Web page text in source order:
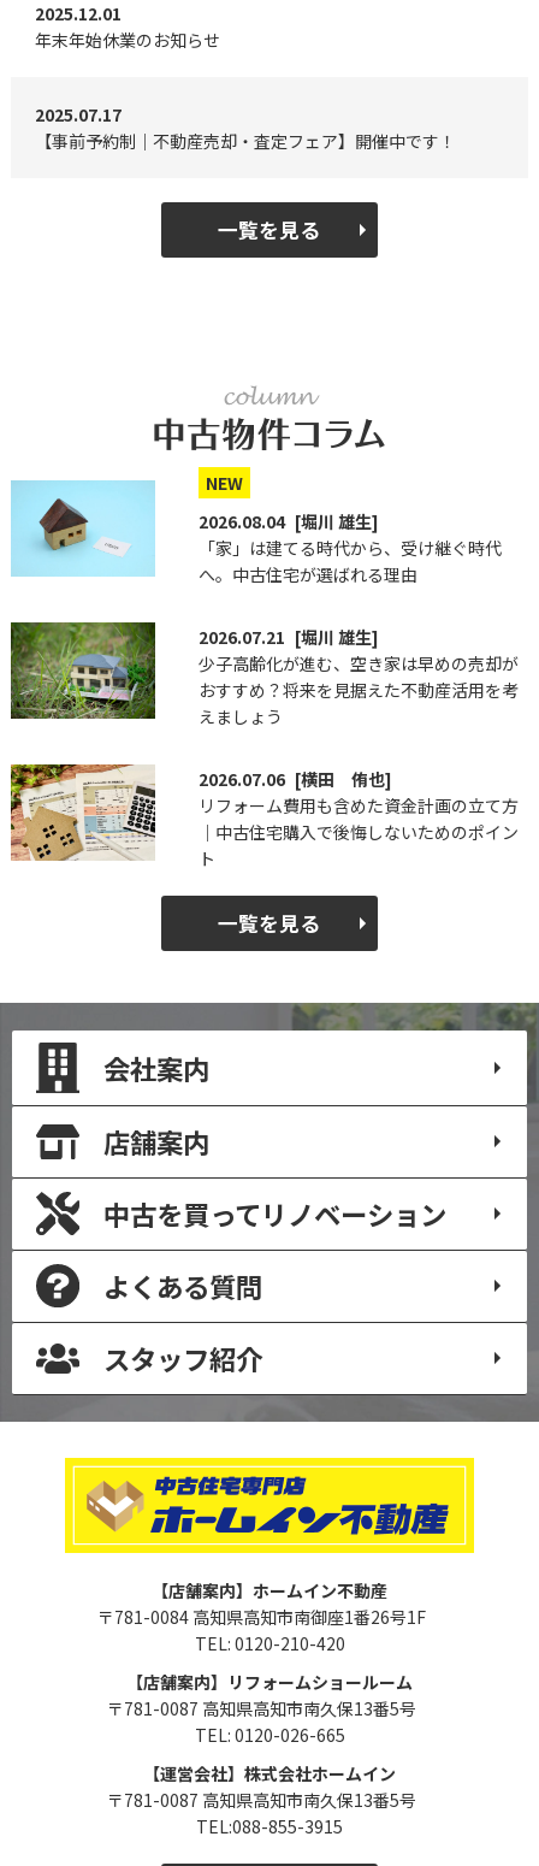
2025.12.01
年末年始休業のお知らせ
2025.07.17
【事前予約制｜不動産売却・査定フェア】開催中です！
一覧を見る
NEW
2026.08.04 [堀川 雄生]
「家」は建てる時代から、受け継ぐ時代
へ。中古住宅が選ばれる理由
2026.07.21 [堀川 雄生]
少子高齢化が進む、空き家は早めの売却が
おすすめ？将来を見据えた不動産活用を考
えましょう
2026.07.06 [横田 侑也]
リフォーム費用も含めた資金計画の立て方
｜中古住宅購入で後悔しないためのポイン
ト
一覧を見る
会社案内
店舗案内
中古を買ってリノベーション
よくある質問
スタッフ紹介
【店舗案内】ホームイン不動産
〒781-0084 高知県高知市南御座1番26号1F
TEL: 0120-210-420
【店舗案内】リフォームショールーム
〒781-0087 高知県高知市南久保13番5号
TEL: 0120-026-665
【運営会社】株式会社ホームイン
〒781-0087 高知県高知市南久保13番5号
TEL:088-855-3915